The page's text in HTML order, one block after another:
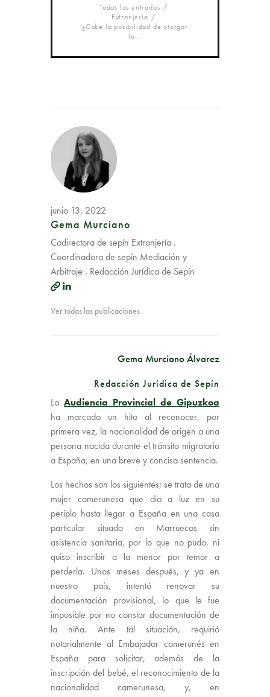
Todas las entradas
Extranjería
¿Cabe la posibilidad de otorgar
la...
junio 13, 2022
Gema Murciano
Codirectora de sepín Extranjería .
Coordinadora de sepín Mediación y
Arbitraje . Redacción Jurídica de Sepín
Ver todas las publicaciones
Gema Murciano Álvarez
Redacción Jurídica de Sepín
La Audiencia Provincial de Gipuzkoa
ha marcado un hito al reconocer, por
primera vez, la nacionalidad de origen a una
persona nacida durante el tránsito migratorio
a España, en una breve y concisa sentencia.
Los hechos son los siguientes; se trata de una
mujer camerunesa que dio a luz en su
periplo hasta llegar a España en una casa
particular situada en Marruecos sin
asistencia sanitaria, por lo que no pudo, ni
quiso inscribir a la menor por temor a
perderla. Unos meses después, y ya en
nuestro país, intentó renovar su
documentación provisional, lo que le fue
imposible por no constar documentación de
la niña. Ante tal situación, requirió
notarialmente al Embajador camerunés en
España para solicitar, además de la
inscripción del bebé, el reconocimiento de la
nacionalidad camerunesa, y, en